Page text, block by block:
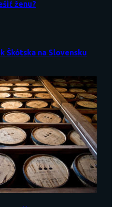
ženu?
Škótska na Slovensku